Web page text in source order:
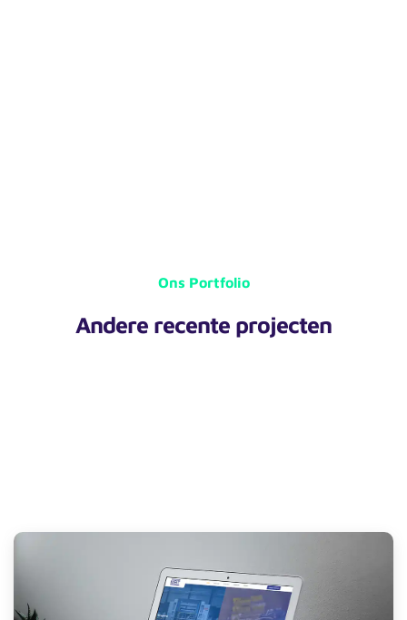
Ons Portfolio
Andere recente projecten